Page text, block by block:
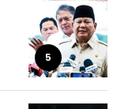
5